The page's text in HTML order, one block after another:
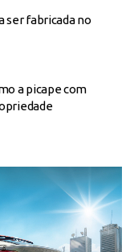
ser fabricada no
a picape com